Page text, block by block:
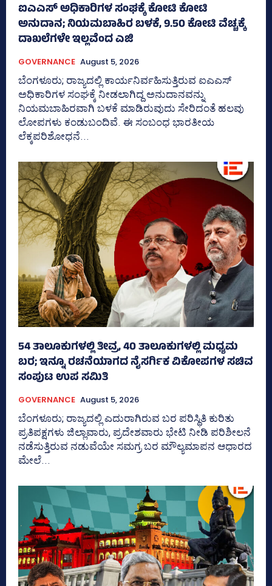
ಐಎಎಸ್‌ ಅಧಿಕಾರಿಗಳ ಸಂಘಕ್ಕೆ ಕೋಟಿ ಕೋಟಿ
ಅನುದಾನ; ನಿಯಮಬಾಹಿರ ಬಳಕೆ, 9.50 ಕೋಟಿ ವೆಚ್ಚಕ್ಕೆ
ದಾಖಲೆಗಳೇ ಇಲ್ಲವೆಂದ ಎಜಿ
GOVERNANCE August 5, 2026
ಬೆಂಗಳೂರು; ರಾಜ್ಯದಲ್ಲಿ ಕಾರ್ಯನಿರ್ವಹಿಸುತ್ತಿರುವ ಐಎಎಸ್‌
ಅಧಿಕಾರಿಗಳ ಸಂಘಕ್ಕೆ ನೀಡಲಾಗಿದ್ದ ಅನುದಾನವನ್ನು
ನಿಯಮಬಾಹಿರವಾಗಿ ಬಳಕೆ ಮಾಡಿರುವುದು ಸೇರಿದಂತೆ ಹಲವು
ಲೋಪಗಳು ಕಂಡುಬಂದಿವೆ. ಈ ಸಂಬಂಧ ಭಾರತೀಯ
ಲೆಕ್ಕಪರಿಶೋಧನೆ...
54 ತಾಲೂಕುಗಳಲ್ಲಿ ತೀವ್ರ, 40 ತಾಲೂಕುಗಳಲ್ಲಿ ಮಧ್ಯಮ
ಬರ; ಇನ್ನೂ ರಚನೆಯಾಗದ ನೈಸರ್ಗಿಕ ವಿಕೋಪಗಳ ಸಚಿವ
ಸಂಪುಟ ಉಪ ಸಮಿತಿ
GOVERNANCE August 5, 2026
ಬೆಂಗಳೂರು; ರಾಜ್ಯದಲ್ಲಿ ಎದುರಾಗಿರುವ ಬರ ಪರಿಸ್ಥಿತಿ ಕುರಿತು
ಪ್ರತಿಪಕ್ಷಗಳು ಜಿಲ್ಲಾವಾರು, ಪ್ರದೇಶವಾರು ಭೇಟಿ ನೀಡಿ ಪರಿಶೀಲನೆ
ನಡೆಸುತ್ತಿರುವ ನಡುವೆಯೇ ಸಮಗ್ರ ಬರ ಮೌಲ್ಯಮಾಪನ ಆಧಾರದ
ಮೇಲೆ...